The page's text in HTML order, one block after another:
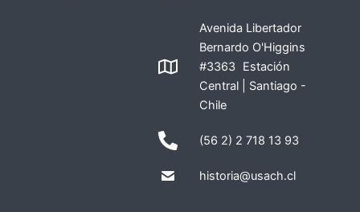
Avenida Libertador
Bernardo O'Higgins
#3363 Estación
Central | Santiago -
Chile
(56 2) 2 718 13 93
historia@usach.cl